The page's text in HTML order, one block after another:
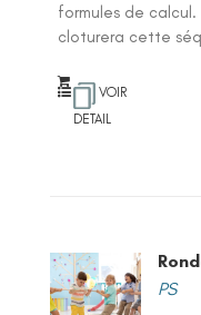
formules de
cloturera cette
VOIR
DETAIL
PS